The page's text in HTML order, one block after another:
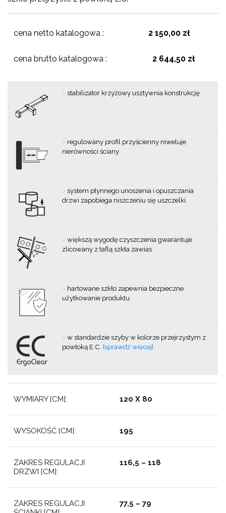
cena netto katalogowa : 2 150,00 zł
cena brutto katalogowa : 2 644,50 zł
>stabilizator krzyżowy usztywnia konstrukcję
> regulowany profil przyścienny niweluje
nierówności ściany
>system płynnego unoszenia i opuszczania
drzwi zapobiega niszczeniu się uszczelki
>większą wygodę czyszczenia gwarantuje
zlicowany z taflą szkła zawias
> hartowane szkło zapewnia bezpieczne
użytkowanie produktu
>w standardzie szyby w kolorze przejrzystym z
powłoką E.C. [sprawdź więcej]
WYMIARY [CM]: 120 X 80
WYSOKOŚĆ [CM]: 195
ZAKRES REGULACJI
DRZWI [CM]:
116,5 – 118
ZAKRES REGULACJI
77,5 – 79